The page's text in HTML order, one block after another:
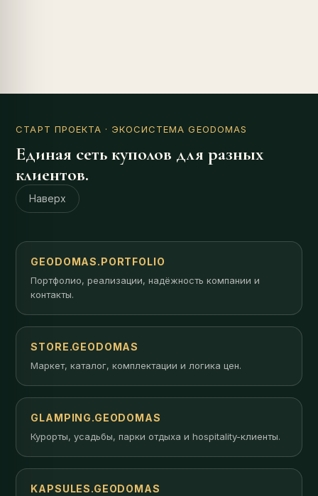
СТАРТ ПРОЕКТА · ЭКОСИСТЕМА GEODOMAS
Единая сеть куполов для разных
клиентов.
Наверх
GEODOMAS.PORTFOLIO
Портфолио, реализации, надёжность компании и
контакты.
STORE.GEODOMAS
Маркет, каталог, комплектации и логика цен.
GLAMPING.GEODOMAS
Курорты, усадьбы, парки отдыха и hospitality-клиенты.
KAPSULES.GEODOMAS